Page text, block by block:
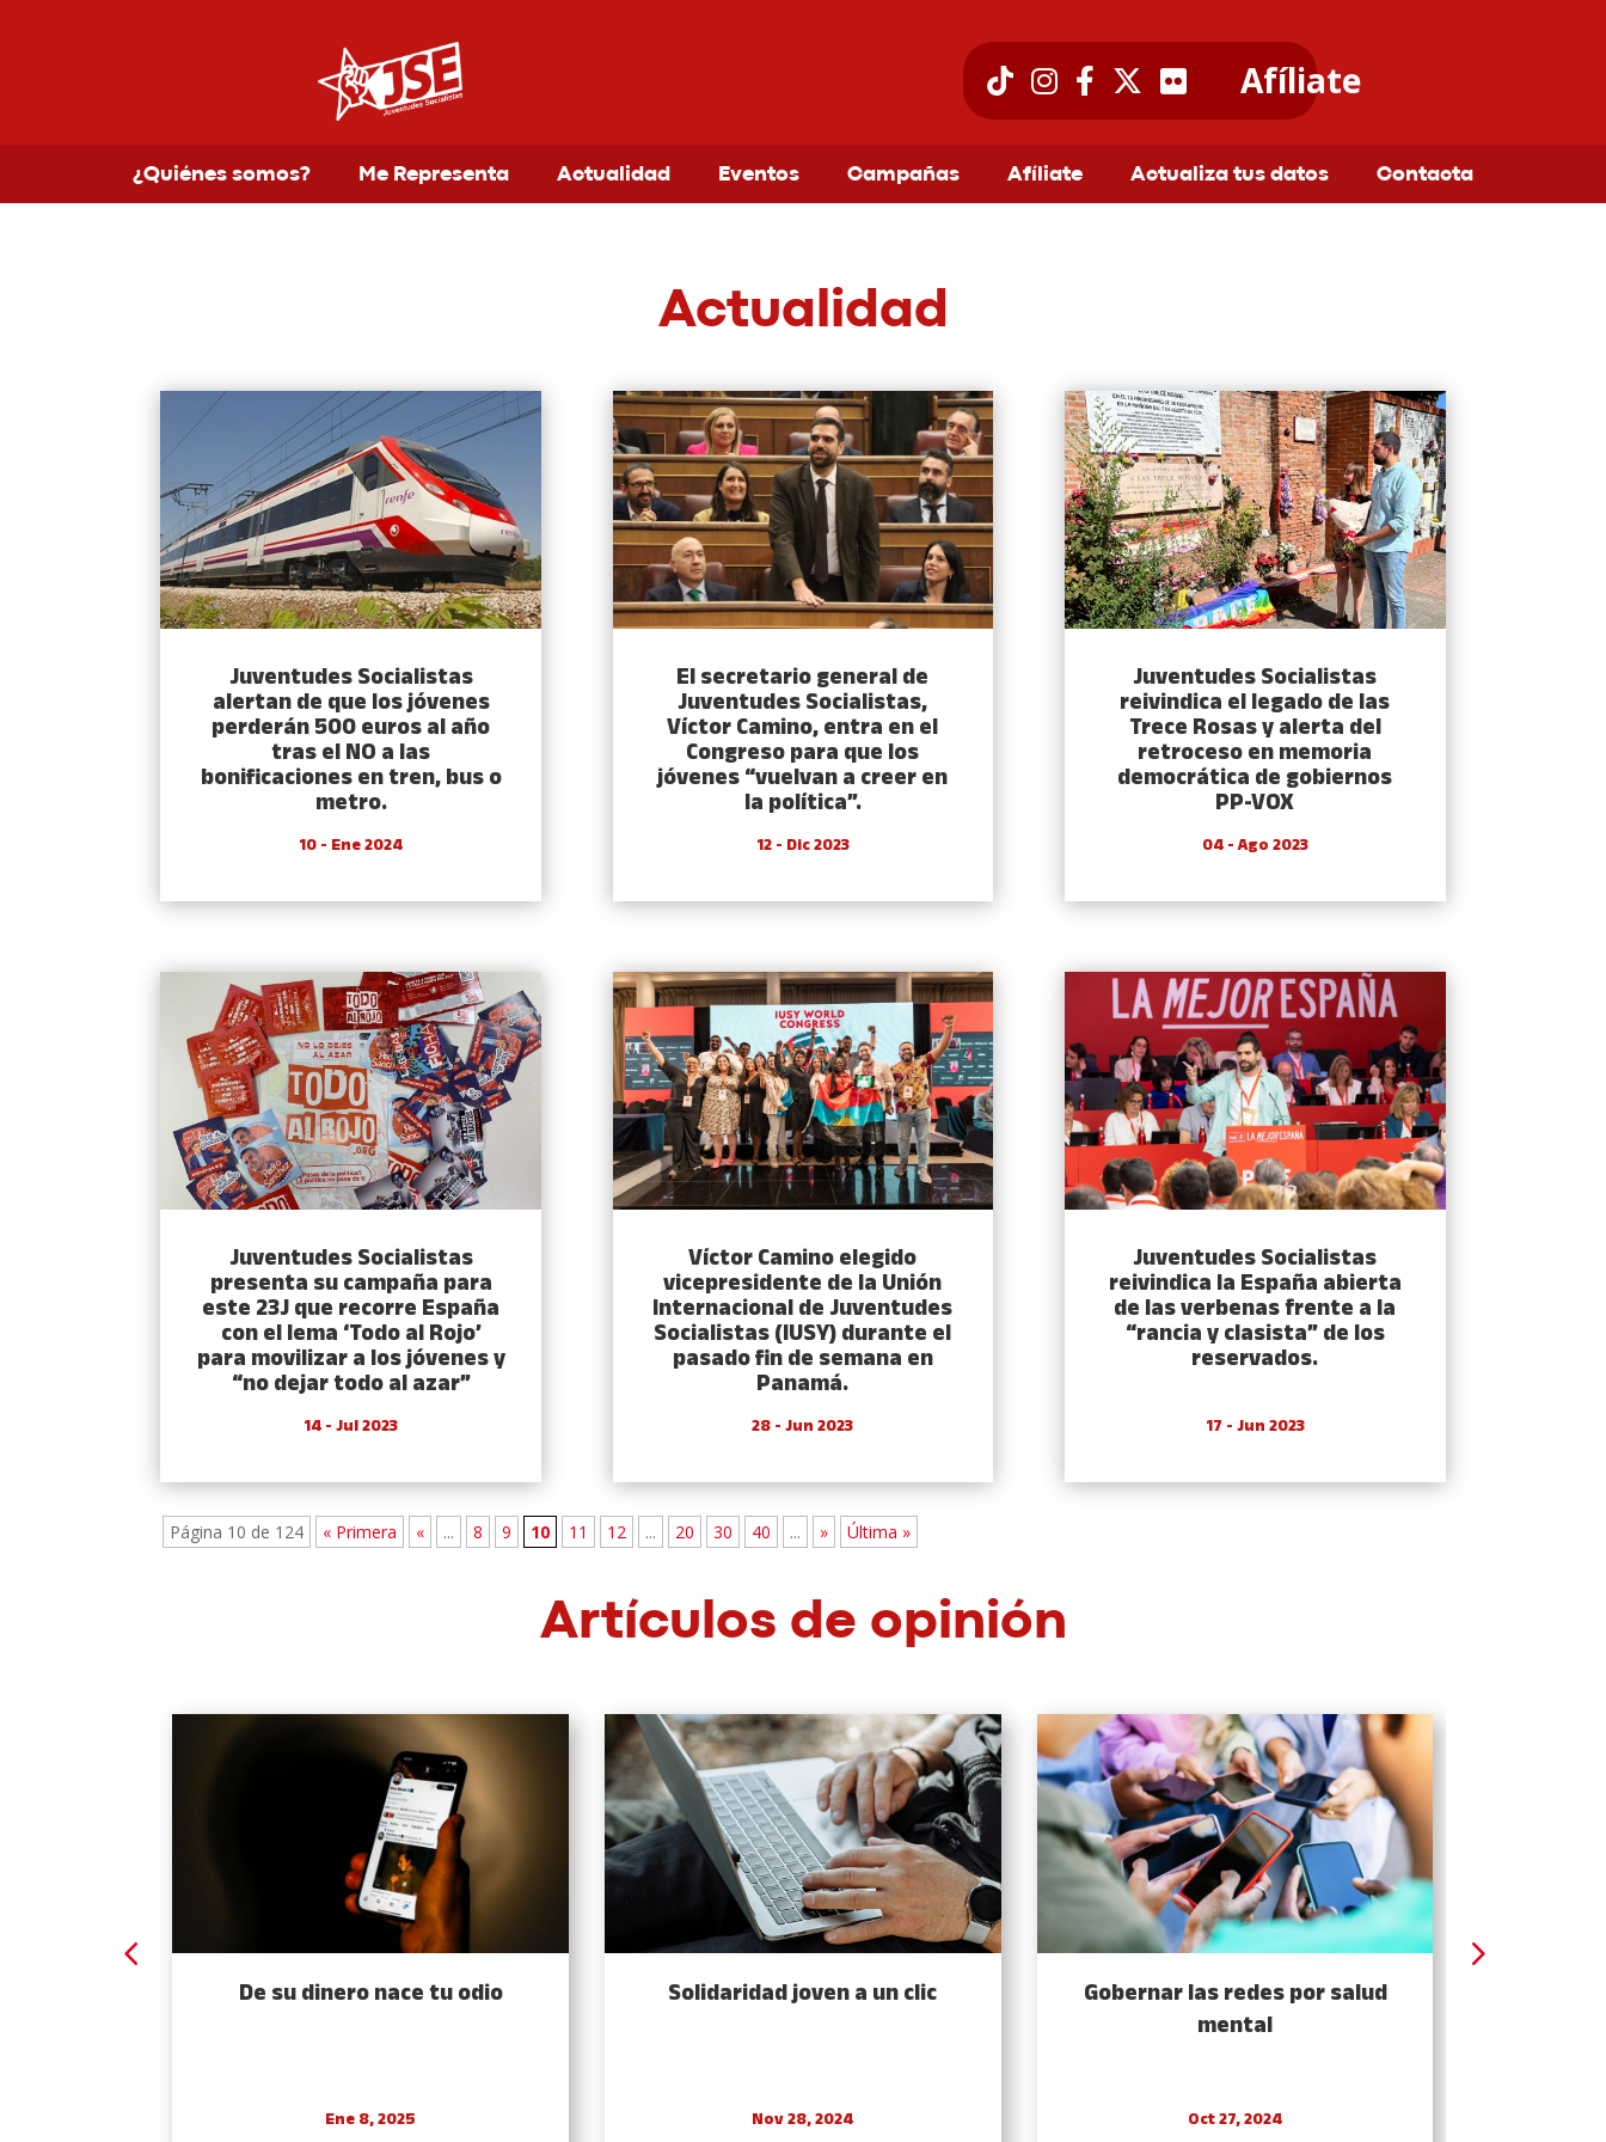
Afíliate
¿Quiénes somos? Me Representa Actualidad Eventos Campañas Afíliate Actualiza tus datos Contacta
Actualidad
Juventudes Socialistas
alertan de que los jóvenes
perderán 500 euros al año
tras el NO a las
bonificaciones en tren, bus o
metro.
10 - Ene 2024
Juventudes Socialistas
presenta su campaña para
este 23J que recorre España
con el lema ‘Todo al Rojo’
para movilizar a los jóvenes y
“no dejar todo al azar”
14 - Jul 2023
El secretario general de
Juventudes Socialistas,
Víctor Camino, entra en el
Congreso para que los
jóvenes “vuelvan a creer en
la política”.
12 - Dic 2023
Víctor Camino elegido
vicepresidente de la Unión
Internacional de Juventudes
Socialistas (IUSY) durante el
pasado fin de semana en
Panamá.
28 - Jun 2023
Juventudes Socialistas
reivindica el legado de las
Trece Rosas y alerta del
retroceso en memoria
democrática de gobiernos
PP-VOX
04 - Ago 2023
Juventudes Socialistas
reivindica la España abierta
de las verbenas frente a la
“rancia y clasista” de los
reservados.
17 - Jun 2023
Página 10 de 124 « Primera « ... 8 9 10 11 12 ... 20 30 40 ... » Última »
Artículos de opinión
De su dinero nace tu odio
Ene 8, 2025
Solidaridad joven a un clic
Nov 28, 2024
Gobernar las redes por salud
mental
Oct 27, 2024